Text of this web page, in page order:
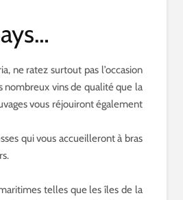
ne ratez surtout pas l’occasion
nombreux vins de qualité que la
vous réjouiront également
qui vous accueilleront à bras
telles que les îles de la